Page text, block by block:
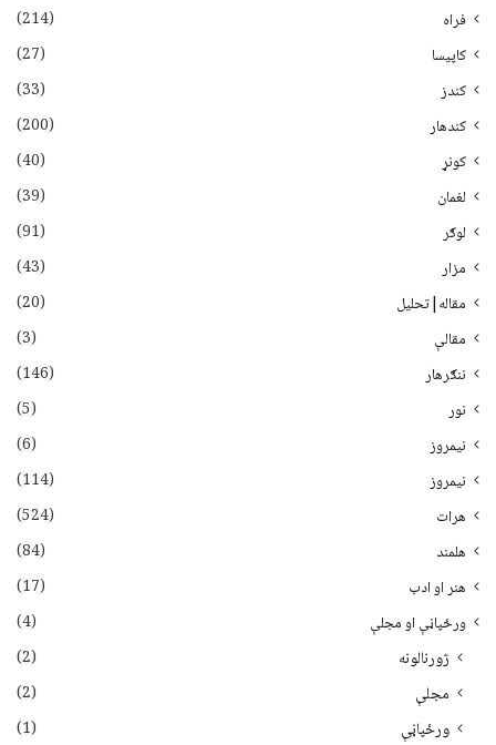
فراه
(214)
کاپیسا
(27)
کندز
(33)
کندهار
(200)
کونړ
(40)
لغمان
(39)
لوګر
(91)
مزار
(43)
مقاله|تحلیل
(20)
مقالې
(3)
ننګرهار
(146)
نور
(5)
نيمروز
(6)
نیمروز
(114)
هرات
(524)
هلمند
(84)
هنر او ادب
(17)
ورځپاڼې او مجلې
(4)
ژورنالونه
(2)
مجلې
(2)
ورځپاڼې
(1)